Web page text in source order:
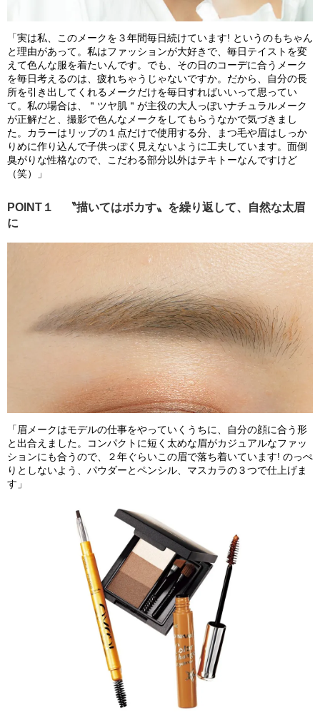
「実は私、このメークを３年間毎日続けています! というのもちゃん
と理由があって。私はファッションが大好きで、毎日テイストを変
えて色んな服を着たいんです。でも、その日のコーデに合うメーク
を毎日考えるのは、疲れちゃうじゃないですか。だから、自分の長
所を引き出してくれるメークだけを毎日すればいいって思ってい
て。私の場合は、＂ツヤ肌＂が主役の大人っぽいナチュラルメーク
が正解だと、撮影で色んなメークをしてもらうなかで気づきまし
た。カラーはリップの１点だけで使用する分、まつ毛や眉はしっか
りめに作り込んで子供っぽく見えないように工夫しています。面倒
臭がりな性格なので、こだわる部分以外はテキトーなんですけど
（笑）」
POINT１ 〝描いてはボカす〟を繰り返して、自然な太眉
に
「眉メークはモデルの仕事をやっていくうちに、自分の顔に合う形
と出合えました。コンパクトに短く太めな眉がカジュアルなファッ
ションにも合うので、２年ぐらいこの眉で落ち着いています! のっぺ
りとしないよう、パウダーとペンシル、マスカラの３つで仕上げま
す」